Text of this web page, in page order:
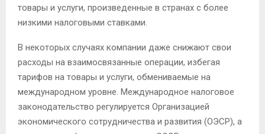
товары и услуги, произведенные в странах с более
низкими налоговыми ставками.
В некоторых случаях компании даже снижают свои
расходы на взаимосвязанные операции, избегая
тарифов на товары и услуги, обмениваемые на
международном уровне. Международное налоговое
законодательство регулируется Организацией
экономического сотрудничества и развития (ОЭСР), а